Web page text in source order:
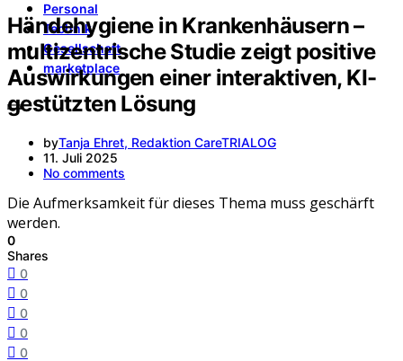
Personal
Technik
Gesellschaft
marketplace
Händehygiene in Krankenhäusern –
multizentrische Studie zeigt positive
Auswirkungen einer interaktiven, KI-
gestützten Lösung
byTanja Ehret, Redaktion CareTRIALOG
11. Juli 2025
No comments
Die Aufmerksamkeit für dieses Thema muss geschärft
werden.
0
Shares
0
0
0
0
0